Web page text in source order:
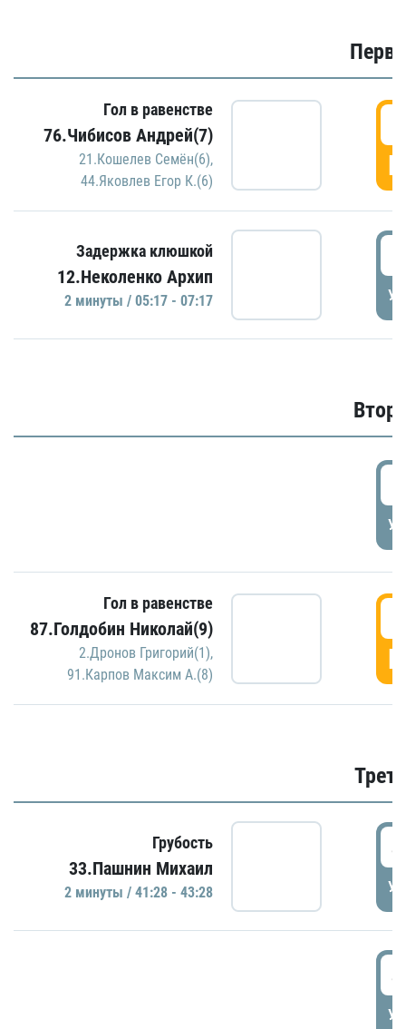
Гол в равенстве
76.Чибисов Андрей(7)
21.Кошелев Семён(6),
44.Яковлев Егор К.(6)
Задержка клюшкой
12.Неколенко Архип
2 минуты / 05:17 - 07:17
Гол в равенстве
87.Голдобин Николай(9)
2.Дронов Григорий(1),
91.Карпов Максим А.(8)
Грубость
33.Пашнин Михаил
2 минуты / 41:28 - 43:28